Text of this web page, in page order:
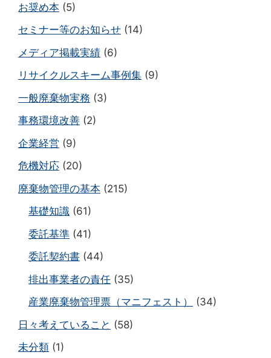
お奨め本 (5)
セミナー等のお知らせ (14)
メディア掲載実績 (6)
リサイクルスキーム事例集 (9)
一般廃棄物実務 (3)
事務環境改善 (2)
企業経営 (9)
危機対応 (20)
廃棄物管理の基本 (215)
基礎知識 (61)
委託基準 (41)
委託契約書 (44)
排出事業者の責任 (35)
産業廃棄物管理票（マニフェスト）
(34)
日々考えていること (58)
未分類 (1)